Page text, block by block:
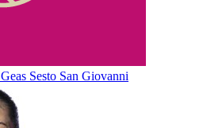
Geas Sesto San Giovanni